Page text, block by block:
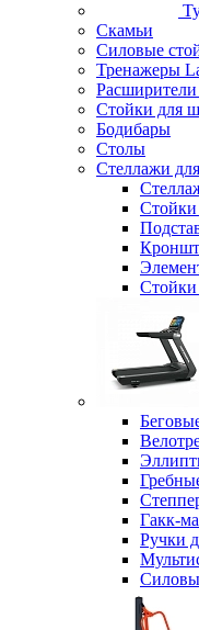
Скамьи
Силовые
Тренажеры
Стойки для
Бодибары
Столы
Стеллажи
Стойки
Стойки
Гакк-
Ручки